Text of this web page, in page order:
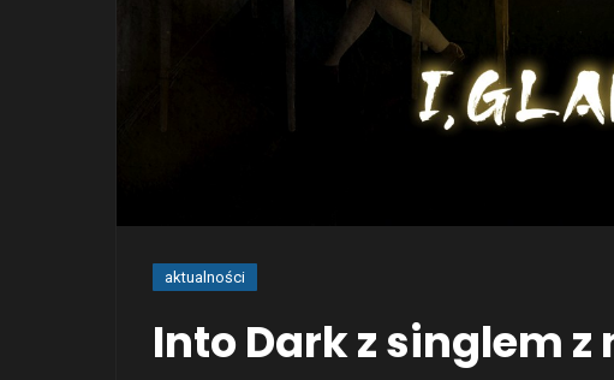
aktualności
Into Dark z singlem z